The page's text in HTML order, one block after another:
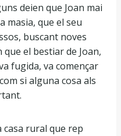
deien que Joan mai
masia, que el seu
buscant noves
el bestiar de Joan,
fugida, va començar
si alguna cosa als
rural que rep